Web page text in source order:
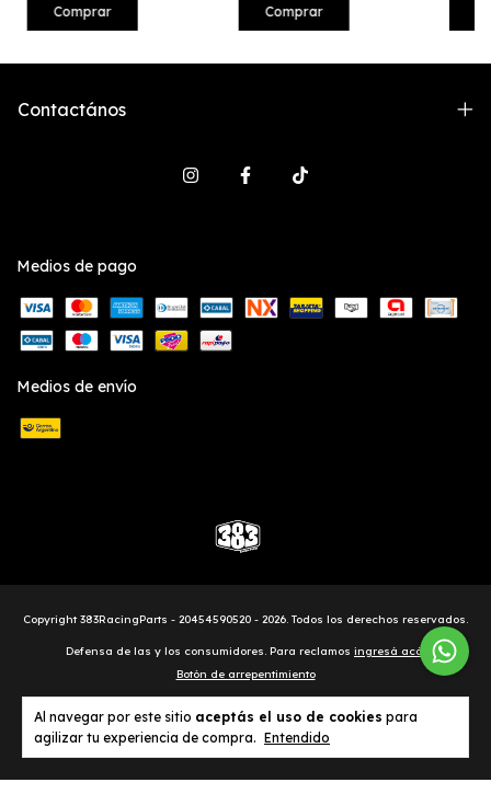
Al navegar por este sitio aceptás el uso de cookies para
agilizar tu experiencia de compra. Entendido
Comprar Comprar
Contactános
Medios de pago
Medios de envío
Copyright 383RacingParts - 20454590520 - 2026. Todos los derechos reservados.
Defensa de las y los consumidores. Para reclamos ingresá acá.
Botón de arrepentimiento